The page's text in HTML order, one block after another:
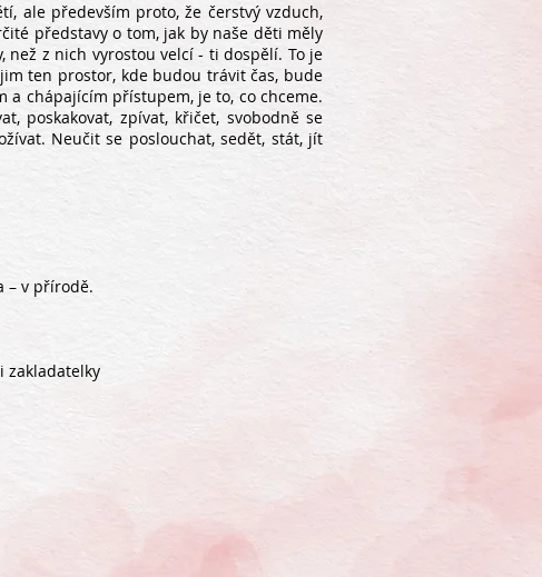
ale především proto, že čerstvý vzduch,
představy o tom, jak by naše děti měly
než z nich vyrostou velcí - ti dospělí. To je
ten prostor, kde budou trávit čas, bude
chápajícím přístupem, je to, co chceme.
poskakovat, zpívat, křičet, svobodně se
Neučit se poslouchat, sedět, stát, jít
– v přírodě.
zakladatelky